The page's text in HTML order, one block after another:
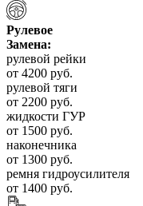
Рулевое
Замена:
рулевой рейки
от 4200 руб.
рулевой тяги
от 2200 руб.
жидкости ГУР
от 1500 руб.
наконечника
от 1300 руб.
ремня гидроусилителя
от 1400 руб.